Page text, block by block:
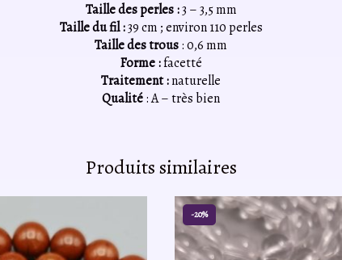
Taille des perles :3 – 3,5 mm
Taille du fil :39 cm ; environ 110 perles
Taille des trous: 0,6 mm
Forme :facetté
Traitement :naturelle
Qualité: A – très bien
Produits similaires
-20%